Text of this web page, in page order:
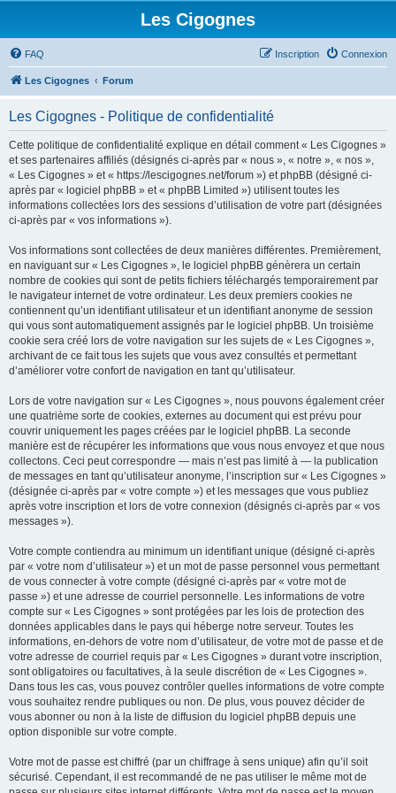
Les Cigognes
FAQ Connexion
Inscription
Les Cigognes Forum
Les Cigognes - Politique de confidentialité
Cette politique de confidentialité explique en détail comment « Les Cigognes »
et ses partenaires affiliés (désignés ci-après par « nous », « notre », « nos »,
« Les Cigognes » et « https://lescigognes.net/forum ») et phpBB (désigné ci-
après par « logiciel phpBB » et « phpBB Limited ») utilisent toutes les
informations collectées lors des sessions d’utilisation de votre part (désignées
ci-après par « vos informations »).
Vos informations sont collectées de deux manières différentes. Premièrement,
en naviguant sur « Les Cigognes », le logiciel phpBB génèrera un certain
nombre de cookies qui sont de petits fichiers téléchargés temporairement par
le navigateur internet de votre ordinateur. Les deux premiers cookies ne
contiennent qu’un identifiant utilisateur et un identifiant anonyme de session
qui vous sont automatiquement assignés par le logiciel phpBB. Un troisième
cookie sera créé lors de votre navigation sur les sujets de « Les Cigognes »,
archivant de ce fait tous les sujets que vous avez consultés et permettant
d’améliorer votre confort de navigation en tant qu’utilisateur.
Lors de votre navigation sur « Les Cigognes », nous pouvons également créer
une quatrième sorte de cookies, externes au document qui est prévu pour
couvrir uniquement les pages créées par le logiciel phpBB. La seconde
manière est de récupérer les informations que vous nous envoyez et que nous
collectons. Ceci peut correspondre — mais n’est pas limité à — la publication
de messages en tant qu’utilisateur anonyme, l’inscription sur « Les Cigognes »
(désignée ci-après par « votre compte ») et les messages que vous publiez
après votre inscription et lors de votre connexion (désignés ci-après par « vos
messages »).
Votre compte contiendra au minimum un identifiant unique (désigné ci-après
par « votre nom d’utilisateur ») et un mot de passe personnel vous permettant
de vous connecter à votre compte (désigné ci-après par « votre mot de
passe ») et une adresse de courriel personnelle. Les informations de votre
compte sur « Les Cigognes » sont protégées par les lois de protection des
données applicables dans le pays qui héberge notre serveur. Toutes les
informations, en-dehors de votre nom d’utilisateur, de votre mot de passe et de
votre adresse de courriel requis par « Les Cigognes » durant votre inscription,
sont obligatoires ou facultatives, à la seule discrétion de « Les Cigognes ».
Dans tous les cas, vous pouvez contrôler quelles informations de votre compte
vous souhaitez rendre publiques ou non. De plus, vous pouvez décider de
vous abonner ou non à la liste de diffusion du logiciel phpBB depuis une
option disponible sur votre compte.
Votre mot de passe est chiffré (par un chiffrage à sens unique) afin qu’il soit
sécurisé. Cependant, il est recommandé de ne pas utiliser le même mot de